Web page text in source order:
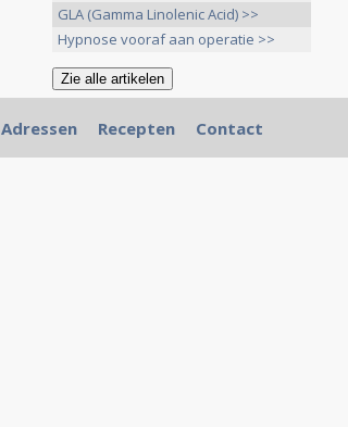
GLA (Gamma Linolenic Acid) >>
Hypnose vooraf aan operatie >>
Adressen Recepten Contact